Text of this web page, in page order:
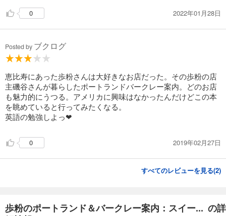
0 2022年01月28日
Posted by ブクログ
恵比寿にあった歩粉さんは大好きなお店だった。その歩粉の店
主磯谷さんが暮らしたポートランドバークレー案内。どのお店
も魅力的にうつる。アメリカに興味はなかったんだけどこの本
を眺めていると行ってみたくなる。
英語の勉強しよっ❤︎
0 2019年02月27日
すべてのレビューを見る(2)
歩粉のポートランド＆バークレー案内：スイー... の詳